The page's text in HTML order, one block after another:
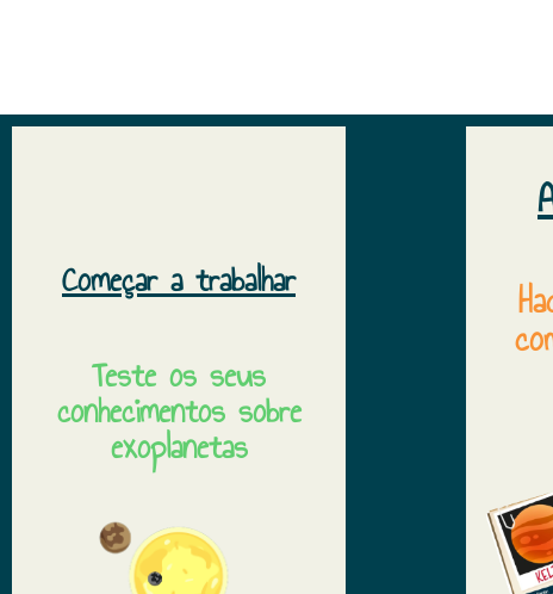
Começar a trabalhar
Teste os seus
conhecimentos sobre
exoplanetas